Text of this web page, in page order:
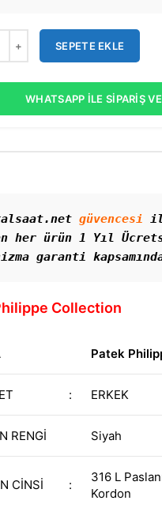
SEPETE EKLE
WHATSAPP İLE SIPARIŞ
güvencesi
her ürün 1 Yıl
garanti
Collection
Patek
: ERKEK
RENGİ Siyah
CİNSİ :
316 L
Kordon